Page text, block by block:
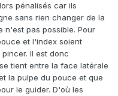
pénalisés car ils
sans rien changer de la
n'est pas possible. Pour
et l'index soient
Il est donc
tient entre la face latérale
la pulpe du pouce et que
le guider. D'où les